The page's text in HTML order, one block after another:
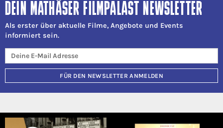
DEIN MATHÄSER FILMPALAST NEWSLETTER
Als erster über aktuelle Filme, Angebote und Events
informiert sein.
FÜR DEN NEWSLETTER ANMELDEN